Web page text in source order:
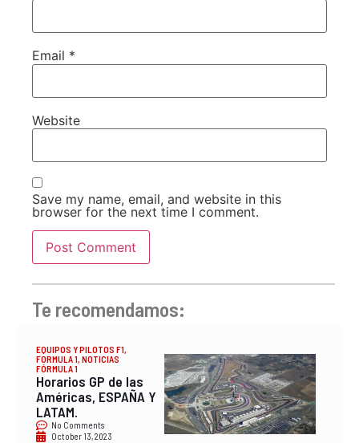
Email *
Website
Save my name, email, and website in this
browser for the next time I comment.
Te recomendamos:
EQUIPOS Y PILOTOS F1,
FORMULA 1, NOTICIAS
FÓRMULA 1
Horarios GP de las
Américas, ESPAÑA Y
LATAM.
No Comments
October 13, 2023